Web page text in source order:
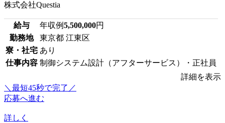
株式会社Questia
給与 年収例5,500,000円
勤務地
東京都 江東区
寮・社宅 あり
仕事内容 制御システム設計（アフターサービス）・正社員
詳細を表示
＼最短45秒で完了／
応募へ進む
詳しく